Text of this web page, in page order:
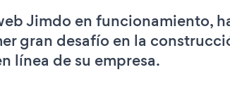
Jimdo en funcionamiento,
gran desafío en la
línea de su empresa.